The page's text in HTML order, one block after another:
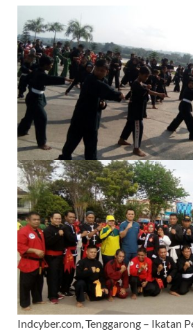
Indcyber.com, Tenggarong – Ikatan